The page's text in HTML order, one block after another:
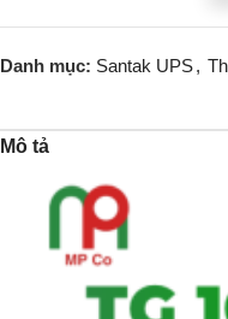
Danh mục: Santak UPS,
Mô tả